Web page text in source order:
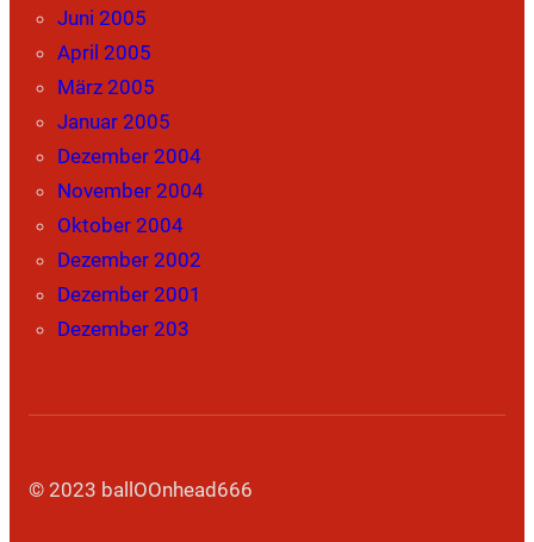
Juni 2005
April 2005
März 2005
Januar 2005
Dezember 2004
November 2004
Oktober 2004
Dezember 2002
Dezember 2001
Dezember 203
© 2023 ballOOnhead666